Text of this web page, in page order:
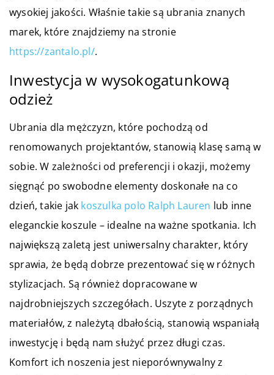
wysokiej jakości. Właśnie takie są ubrania znanych
marek, które znajdziemy na stronie
https://zantalo.pl/.
Inwestycja w wysokogatunkową
odzież
Ubrania dla mężczyzn, które pochodzą od
renomowanych projektantów, stanowią klasę samą w
sobie. W zależności od preferencji i okazji, możemy
sięgnąć po swobodne elementy doskonałe na co
dzień, takie jak koszulka polo Ralph Lauren lub inne
eleganckie koszule – idealne na ważne spotkania. Ich
największą zaletą jest uniwersalny charakter, który
sprawia, że będą dobrze prezentować się w różnych
stylizacjach. Są również dopracowane w
najdrobniejszych szczegółach. Uszyte z porządnych
materiałów, z należytą dbałością, stanowią wspaniałą
inwestycję i będą nam służyć przez długi czas.
Komfort ich noszenia jest nieporównywalny z